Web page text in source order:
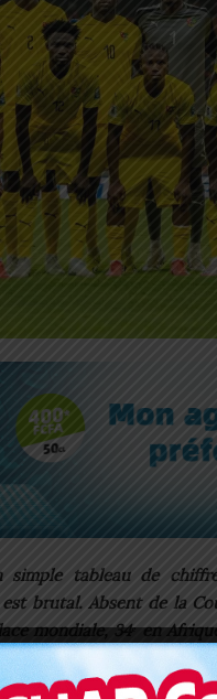
simple tableau de
brutal. Absent de la
mondiale, 34ᵉ en